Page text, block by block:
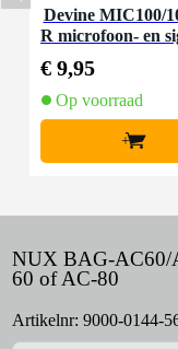
Devine MIC100/
R microfoon- en
€ 9,95
Op voorraad
+
NUX BAG-AC60/
60 of AC-80
Artikelnr: 9000-0144-